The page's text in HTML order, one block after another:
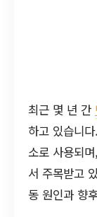
최근 몇 년 간
하고 있습니
소로 사용되
서 주목받고
동 원인과 향